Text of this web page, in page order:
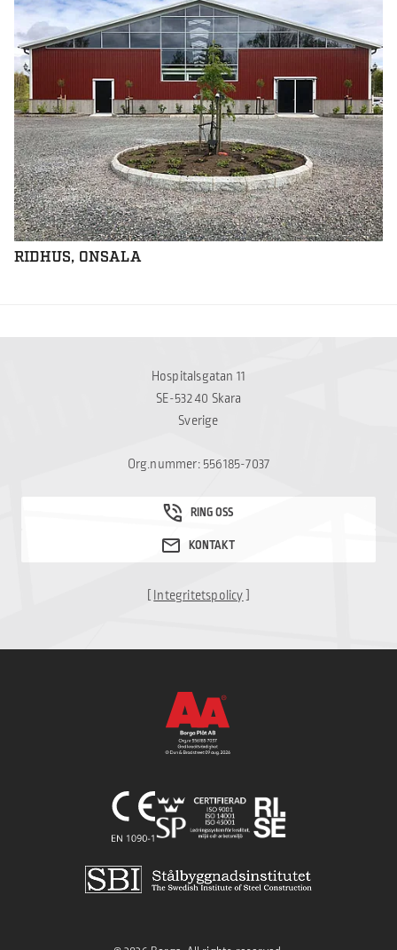
RIDHUS, ONSALA
Hospitalsgatan 11
SE-532 40 Skara
Sverige
Org.nummer: 556185-7037
[Integritetspolicy]